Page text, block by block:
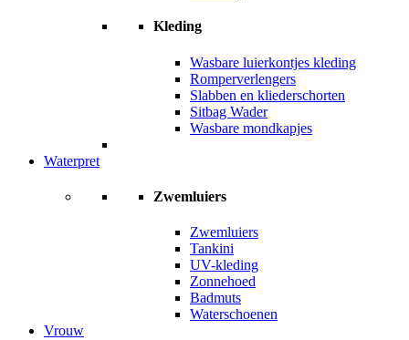
Kleding
Wasbare luierkontjes kleding
Romperverlengers
Slabben en kliederschorten
Sitbag Wader
Wasbare mondkapjes
Waterpret
Zwemluiers
Zwemluiers
Tankini
UV-kleding
Zonnehoed
Badmuts
Waterschoenen
Vrouw